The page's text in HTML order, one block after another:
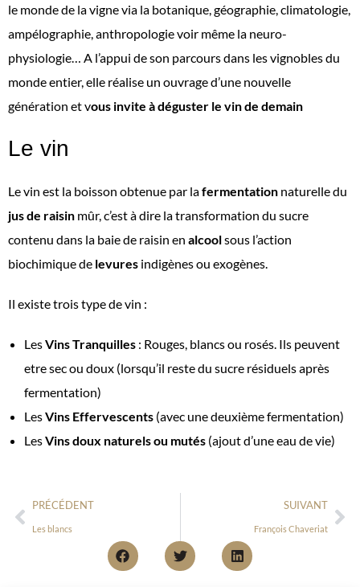
le monde de la vigne via la botanique, géographie, climatologie,
ampélographie, anthropologie voir même la neuro-
physiologie… A l’appui de son parcours dans les vignobles du
monde entier, elle réalise un ouvrage d’une nouvelle
génération et vous invite à déguster le vin de demain
Le vin
Le vin est la boisson obtenue par lafermentation naturelle du
jus de raisin mûr, c’est à dire la transformation du sucre
contenu dans la baie de raisin en alcoolsous l’action
biochimique de levures indigènes ou exogènes.
Il existe trois type de vin :
LesVins Tranquilles : Rouges, blancs ou rosés. Ils peuvent
etre sec ou doux (lorsqu’il reste du sucre résiduels après
fermentation)
LesVins Effervescents (avec une deuxième fermentation)
LesVins doux naturels ou mutés (ajout d’une eau de vie)
PRÉCÉDENT
Les blancs
SUIVANT
François Chaveriat